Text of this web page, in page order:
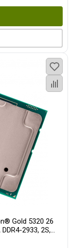
Gold 5320 26
2933, 2S,